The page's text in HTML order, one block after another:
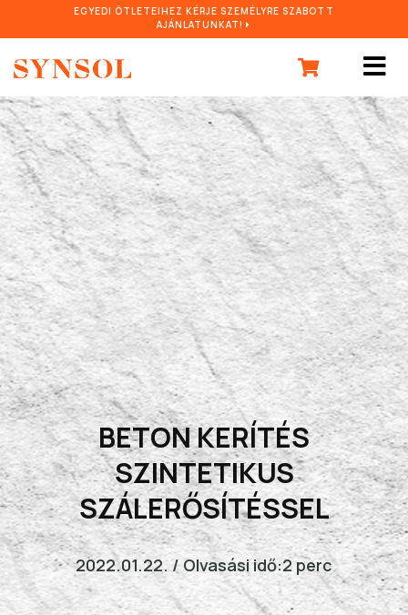
EGYEDI ÖTLETEIHEZ KÉRJE SZEMÉLYRE SZABOTT
AJÁNLATUNKAT!
BETON KERÍTÉS
SZINTETIKUS
SZÁLERŐSÍTÉSSEL
2022.01.22. / Olvasási idő:2 perc